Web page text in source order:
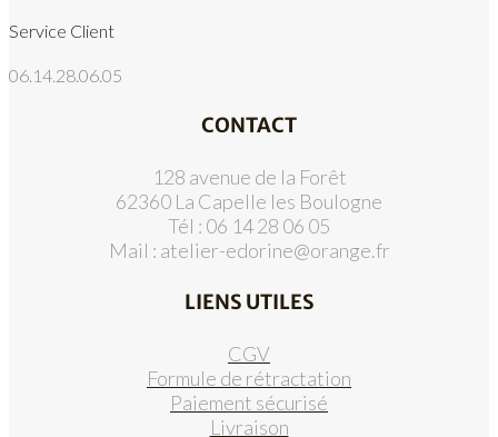
Service Client
06.14.28.06.05
CONTACT
128 avenue de la Forêt
62360 La Capelle les Boulogne
Tél : 06 14 28 06 05
Mail : atelier-edorine@orange.fr
LIENS UTILES
CGV
Formule de rétractation
Paiement sécurisé
Livraison